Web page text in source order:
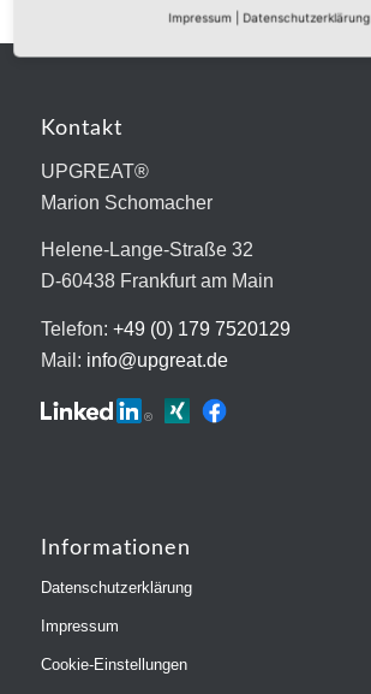
Kontakt
UPGREAT®
Marion Schomacher
Helene-Lange-Straße 32
D-60438 Frankfurt am Main
Telefon: +49 (0) 179 7520129
Mail: info@upgreat.de
Informationen
Datenschutzerklärung
Impressum
Cookie-Einstellungen
Impressum Datenschutzerklärung